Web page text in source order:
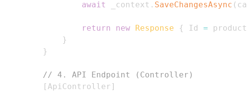
await
_context . SaveChangesAsync (
return new Response { Id = product
}
}
// 4. API Endpoint (Controller)
[ApiController ]